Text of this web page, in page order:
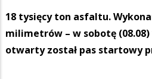
18 tysięcy ton asfaltu.
milimetrów – w sobotę
otwarty został pas startowy